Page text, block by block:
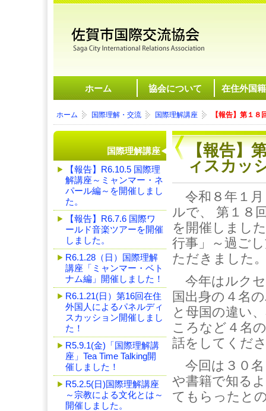
ホーム 協会について 在住外国
ホーム 国際理解・交流 国際理解講座 【報告】第１
【報告】
ィスカッ
令和８年１月
ルで、 第１８
を開催しまし
行事」～過ご
ただきました
今年はルク
国出身の４名
と母国の違い
ころなど４名
話をしてくだ
今回は３０名
や書籍で知る
てもらったと
国際理解講座
【報告】R6.10.5 国際理
解講座～ミャンマー・ネ
パール編～を開催しまし
た。
【報告】R6.7.6 国際ワ
ールド音楽ツアーを開催
しました。
R6.1.28（日）国際理解
講座「ミャンマー・ベト
ナム編」開催しました！
R6.1.21(日）第16回在住
外国人によるパネルディ
スカッション開催しまし
た！
R5.9.1(金)「国際理解講
座」Tea Time Talking開
催しました！
R5.2.5(日)国際理解講座
～宗教による文化とは～
開催しました。